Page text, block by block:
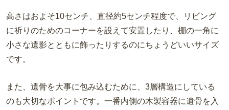
高さはおよそ10センチ、直径約5センチ程度で、リビング
に祈りのためのコーナーを設えて安置したり、棚の一角に
小さな遺影とともに飾ったりするのにちょうどいいサイズ
です。
また、遺骨を大事に包み込むために、 3層構造にしている
のも大切なポイントです。一番内側の木製容器に遺骨を入